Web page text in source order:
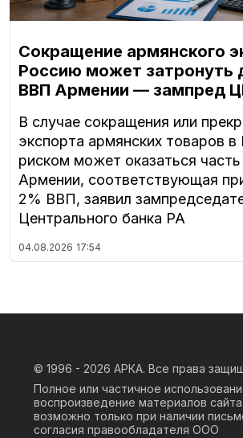
Сокращение армянского
Россию может затронуть
ВВП Армении — зампред
В случае сокращения или
экспорта армянских товаров
риском может оказаться
Армении, соответствующая
2% ВВП, заявил
Центрального банка РА
04.08.2026 17:54
© 1996 - 2026 АРКА. Все права
Полное или частичное
воспроизведение материалов сайта
возможно только при наличии
согласия правообладателя ООО